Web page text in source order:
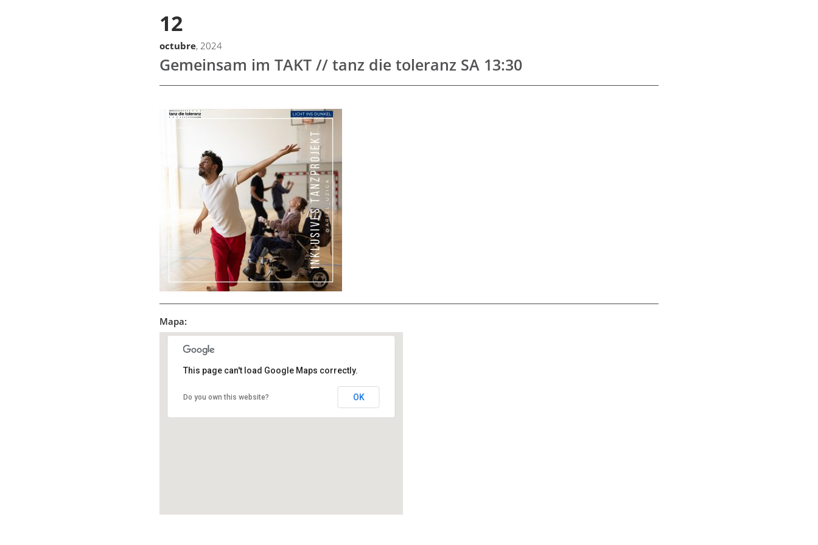
12
octubre, 2024
Gemeinsam im TAKT // tanz die toleranz SA 13:30
Mapa:
This page can't load Google Maps correctly.
Do you own this website? OK